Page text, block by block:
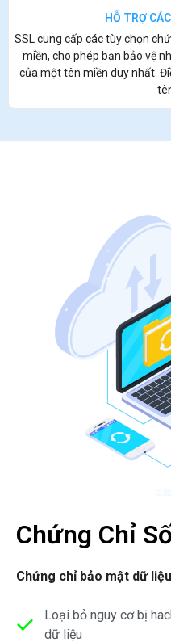
HỖ TRỢ
SSL cung cấp các tùy chọn
miền, cho phép bạn bảo vệ
của một tên miền duy nhất.
Chứng Chỉ
Chứng chỉ bảo mật dữ
Loại bỏ nguy cơ bị
dữ liệu